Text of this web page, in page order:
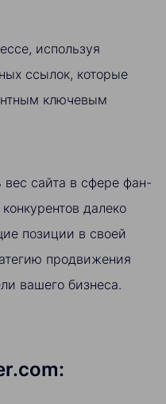
используя
ссылок, которые
ключевым
сайта в сфере фан-
далеко
позиции в своей
продвижения
вашего бизнеса.